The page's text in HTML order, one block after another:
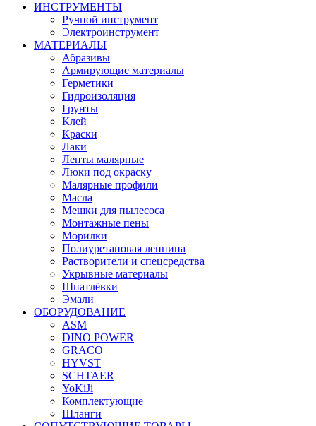
ИНСТРУМЕНТЫ
Ручной инструмент
Электроинструмент
МАТЕРИАЛЫ
Абразивы
Армирующие материалы
Герметики
Гидроизоляция
Грунты
Клей
Краски
Лаки
Ленты малярные
Люки под окраску
Малярные профили
Масла
Мешки для пылесоса
Монтажные пены
Морилки
Полиуретановая лепнина
Растворители и спецсредства
Укрывные материалы
Шпатлёвки
Эмали
ОБОРУДОВАНИЕ
ASM
DINO POWER
GRACO
HYVST
SCHTAER
YoKiJi
Комплектующие
Шланги